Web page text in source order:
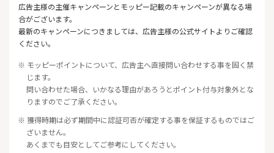
広告主様の主催キャンペーンとモッピー記載のキャンペーンが異なる場
合がございます。
最新のキャンペーンにつきましては、広告主様の公式サイトよりご確認
ください。
※ モッピーポイントについて、広告主へ直接問い合わせする事を固く禁
じます。
問い合わせた場合、いかなる理由があろうとポイント付与対象外とな
りますのでご了承ください。
※ 獲得時期は必ず期間中に認証可否が確定する事を保証するものではご
ざいません。
あくまでも目安としてご参考にしてください。